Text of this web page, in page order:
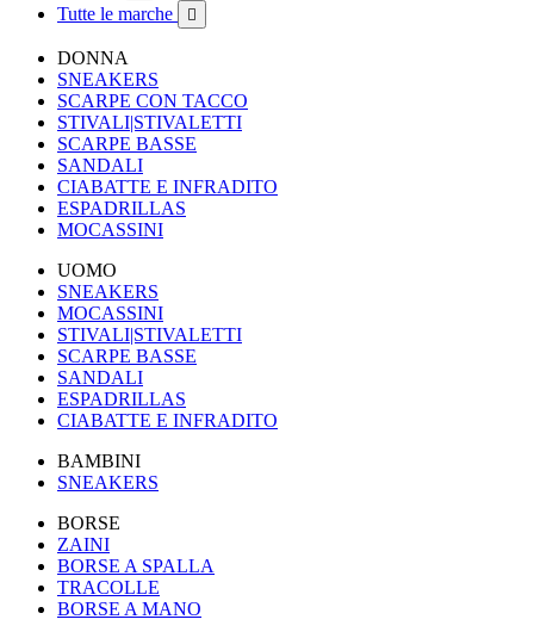
Tutte le marche 
DONNA
SNEAKERS
SCARPE CON TACCO
STIVALI|STIVALETTI
SCARPE BASSE
SANDALI
CIABATTE E INFRADITO
ESPADRILLAS
MOCASSINI
UOMO
SNEAKERS
MOCASSINI
STIVALI|STIVALETTI
SCARPE BASSE
SANDALI
ESPADRILLAS
CIABATTE E INFRADITO
BAMBINI
SNEAKERS
BORSE
ZAINI
BORSE A SPALLA
TRACOLLE
BORSE A MANO